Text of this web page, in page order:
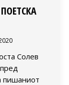
Солев
пишаниот